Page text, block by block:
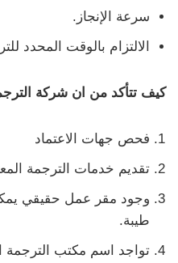
سرعة الإنجاز.
الالتزام بالوقت المحدد
كيف تتأكد من ان شركة
فحص جهات الاعتماد
تقديم خدمات الترجمة
وجود مقر عمل حقيقي
طيبة.
تواجد اسم مكتب الترجمة